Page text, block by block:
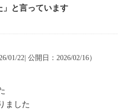
」と言っています
01/22| 公開日：2026/02/16）
ました